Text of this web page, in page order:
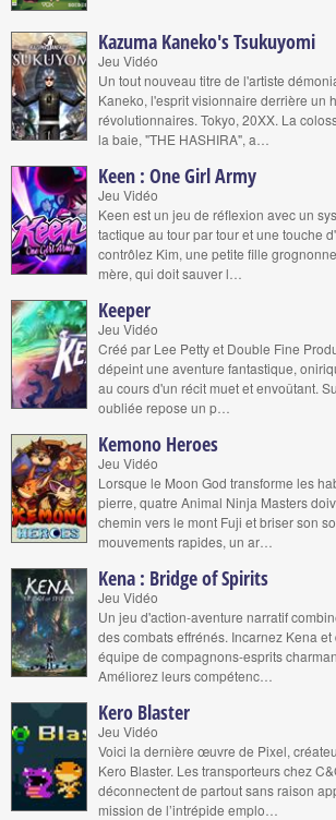
Kazuma Kaneko's Tsukuyomi
Jeu Vidéo
Un tout nouveau titre de l'artiste
Kaneko, l'esprit visionnaire derrière un
révolutionnaires. Tokyo, 20XX. La
la baie, "THE HASHIRA", a…
Keen : One Girl Army
Jeu Vidéo
Keen est un jeu de réflexion avec un
tactique au tour par tour et une touche
contrôlez Kim, une petite fille
mère, qui doit sauver l…
Keeper
Jeu Vidéo
Créé par Lee Petty et Double Fine
dépeint une aventure fantastique,
au cours d'un récit muet et envoûtant.
oubliée repose un p…
Kemono Heroes
Jeu Vidéo
Lorsque le Moon God transforme les
pierre, quatre Animal Ninja Masters
chemin vers le mont Fuji et briser son
mouvements rapides, un ar…
Kena : Bridge of Spirits
Jeu Vidéo
Un jeu d'action-aventure narratif
des combats effrénés. Incarnez Kena
équipe de compagnons-esprits
Améliorez leurs compétenc…
Kero Blaster
Jeu Vidéo
Voici la dernière œuvre de Pixel,
Kero Blaster. Les transporteurs chez
déconnectent de partout sans raison
mission de l’intrépide emplo…